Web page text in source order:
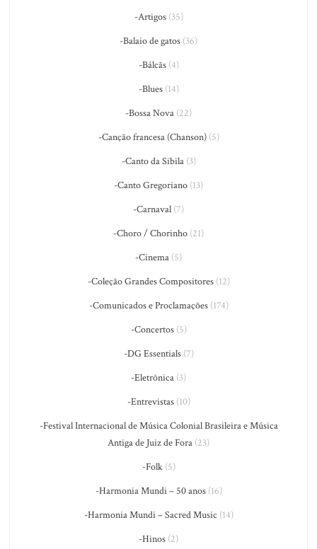
-Artigos(35)
-Balaio de gatos (36)
-Bálcãs(4)
-Blues(14)
-Bossa Nova (22)
-Canção francesa (Chanson)(5)
-Canto da Sibila(3)
-Canto Gregoriano (13)
-Carnaval (7)
-Choro / Chorinho (21)
-Cinema (5)
-Coleção Grandes Compositores(12)
-Comunicados e Proclamações(174)
-Concertos(5)
-DG Essentials(7)
-Eletrônica (3)
-Entrevistas(10)
-Festival Internacional de Música Colonial Brasileira e Música
Antiga de Juiz de Fora (23)
-Folk(5)
-Harmonia Mundi – 50 anos(16)
-Harmonia Mundi – Sacred Music (14)
-Hinos (2)